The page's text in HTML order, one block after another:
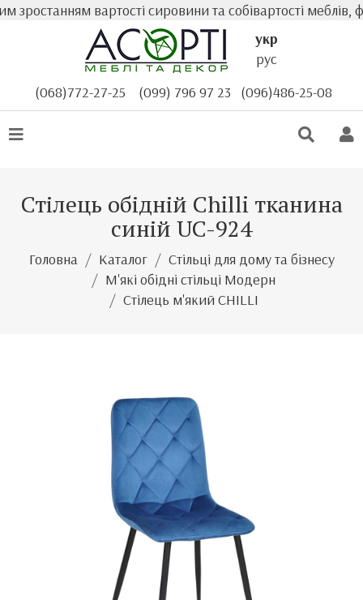
вартості сировини та собівартості меблів,
укр
рус
(068)772-27-25
(099) 796 97 23 (096)486-25-08
Стілець обідній Chilli тканина
синій UC-924
Головна Каталог
Стільці для дому та бізнесу
М'які обідні стільці Модерн
Стілець м'який CHILLI